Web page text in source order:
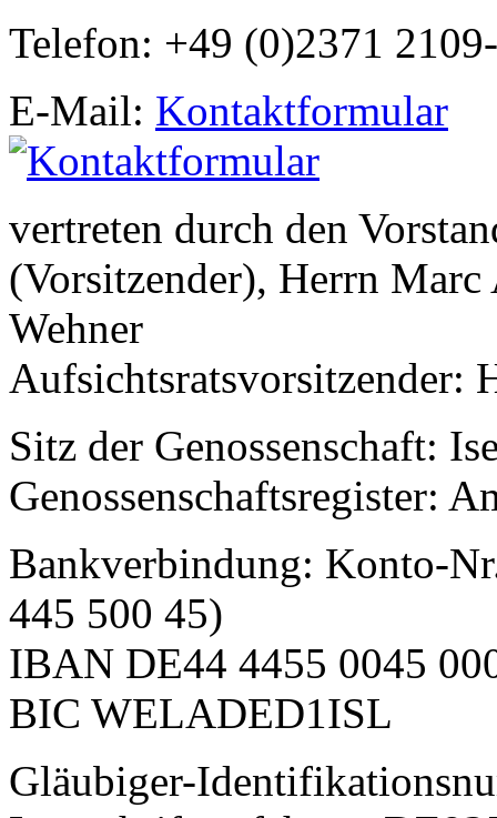
Telefon: +49 (0)2371
E-Mail: Kontaktformular
vertreten durch den
(Vorsitzender), Herrn
Wehner
Aufsichtsratsvorsitzender:
Sitz der Genossenschaft:
Genossenschaftsregister:
Bankverbindung: Konto-
445 500 45)
IBAN DE44 4455 0045
BIC WELADED1ISL
Gläubiger-